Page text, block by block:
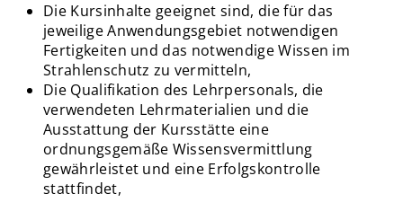
Die Kursinhalte geeignet sind, die für das
jeweilige Anwendungsgebiet notwendigen
Fertigkeiten und das notwendige Wissen im
Strahlenschutz zu vermitteln,
Die Qualifikation des Lehrpersonals, die
verwendeten Lehrmaterialien und die
Ausstattung der Kursstätte eine
ordnungsgemäße Wissensvermittlung
gewährleistet und eine Erfolgskontrolle
stattfindet,